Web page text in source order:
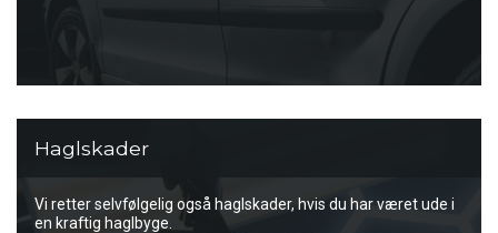
Haglskader
Vi retter selvfølgelig også haglskader, hvis du har været ude i
en kraftig haglbyge.